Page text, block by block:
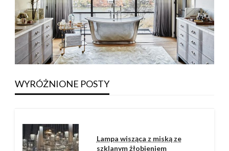
WYRÓŻNIONE POSTY
LAMPA ŚCIENNA
Oświetlenie łazienkowe:
najlepsze lusterko i kinkiet z
terakoty
Pullen Neil 3 sierpnia, 2026
Lampa wisząca z miską ze
szklanym żłobieniem